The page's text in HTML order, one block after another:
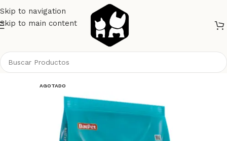
Skip to navigation
Skip to main content
AGOTADO